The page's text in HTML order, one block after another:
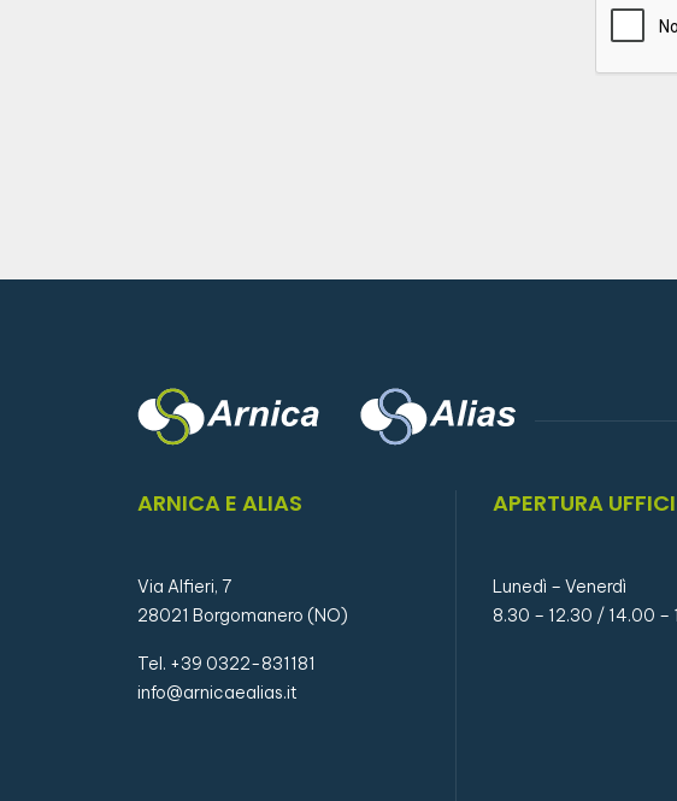
ARNICA E ALIAS
Via Alfieri, 7
28021 Borgomanero (NO)
Tel. +39 0322-831181
info@arnicaealias.it
APERTURA UFFICI
Lunedì – Venerdì
8.30 – 12.30 / 14.00 –